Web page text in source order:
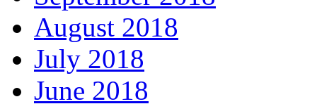
August 2018
July 2018
June 2018